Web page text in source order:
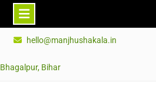
hello@manjhushakala.in
Bhagalpur, Bihar